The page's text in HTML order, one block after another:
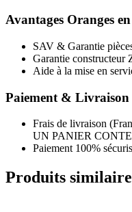
Avantages Oranges
SAV & Garantie
Garantie constructeur
Aide à la mise en
Paiement & Livraison
Frais de livraison
UN PANIER
Paiement 100%
Produits